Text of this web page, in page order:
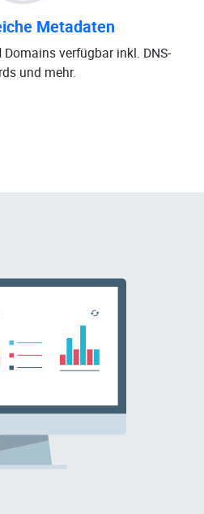
Metadaten
Domains verfügbar inkl. DNS-
und mehr.